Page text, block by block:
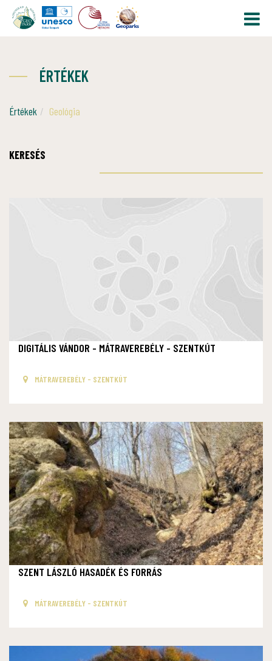
ÉRTÉKEK
Értékek Geológia
KERESÉS
DIGITÁLIS VÁNDOR - MÁTRAVEREBÉLY - SZENTKÚT
MÁTRAVEREBÉLY - SZENTKÚT
SZENT LÁSZLÓ HASADÉK ÉS FORRÁS
MÁTRAVEREBÉLY - SZENTKÚT